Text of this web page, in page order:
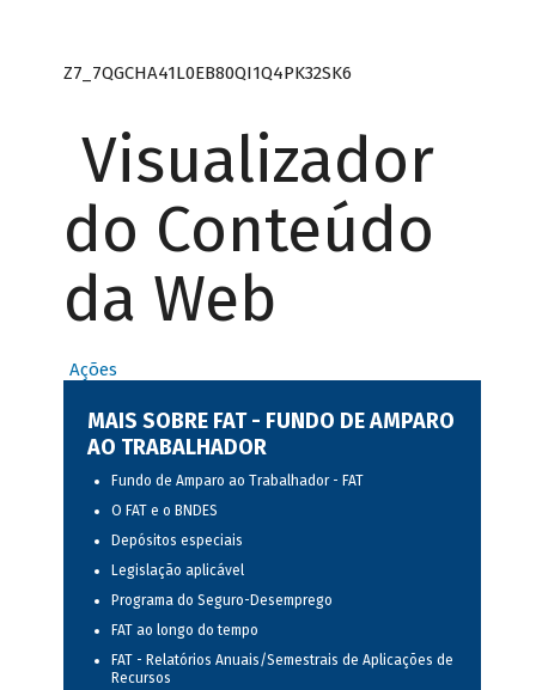
Z7_7QGCHA41L0EB80QI1Q4PK32SK6
Visualizador
do Conteúdo
da Web
Ações
MAIS SOBRE FAT - FUNDO DE AMPARO
AO TRABALHADOR
Fundo de Amparo ao Trabalhador - FAT
O FAT e o BNDES
Depósitos especiais
Legislação aplicável
Programa do Seguro-Desemprego
FAT ao longo do tempo
FAT - Relatórios Anuais/Semestrais de Aplicações de
Recursos